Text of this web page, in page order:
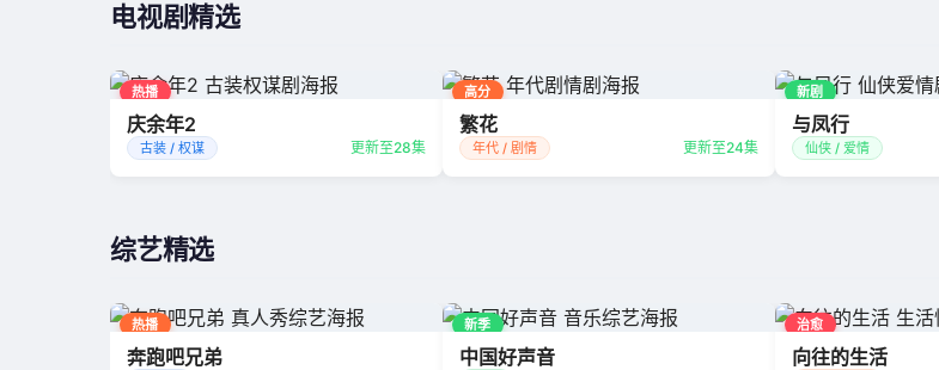
电视剧精选
热播
庆余年2
古装 / 权谋 更新至28集
高分
繁花
年代 / 剧情 更新至24集
新剧
与凤行
仙侠 / 爱情
综艺精选
热播
奔跑吧兄弟
新季
中国好声音
治愈
向往的生活